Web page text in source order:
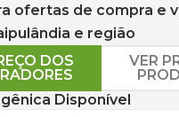
ofertas de compra e
e região
DOS
VER
Disponível